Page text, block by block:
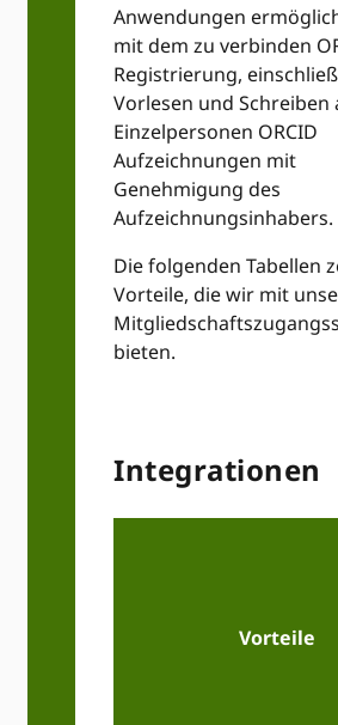
Anwendungen
mit dem zu verbinden
Registrierung,
Vorlesen und Schreiben
Einzelpersonen ORCID
Aufzeichnungen mit
Genehmigung des
Aufzeichnungsinhabers.
Die folgenden Tabellen
Vorteile, die wir mit
bieten.
Integrationen
Vorteile